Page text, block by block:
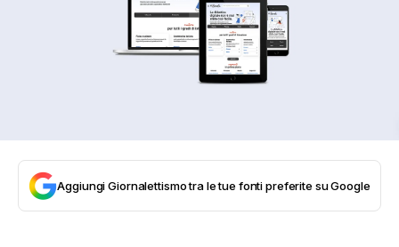
Aggiungi Giornalettismo tra le tue fonti preferite su Google